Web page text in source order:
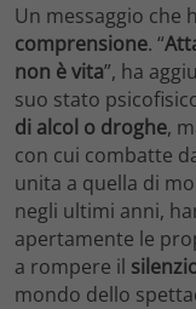
Un messaggio che
comprensione. “
non è vita”, ha
suo stato
di alcol o droghe,
con cui combatte
unita a quella di
negli ultimi anni,
apertamente le
a rompere il
mondo dello